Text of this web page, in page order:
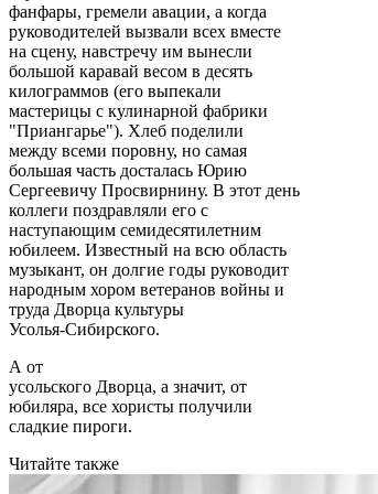
фанфары, гремели авации, а когда
руководителей вызвали всех вместе
на сцену, навстречу им вынесли
большой каравай весом в десять
килограммов (его выпекали
мастерицы с кулинарной фабрики
"Приангарье"). Хлеб поделили
между всеми поровну, но самая
большая часть досталась Юрию
Сергеевичу Просвирнину. В этот день
коллеги поздравляли его с
наступающим семидесятилетним
юбилеем. Известный на всю область
музыкант, он долгие годы руководит
народным хором ветеранов войны и
труда Дворца культуры
Усолья-Сибирского.
А от
усольского Дворца, а значит, от
юбиляра, все хористы получили
сладкие пироги.
Читайте также